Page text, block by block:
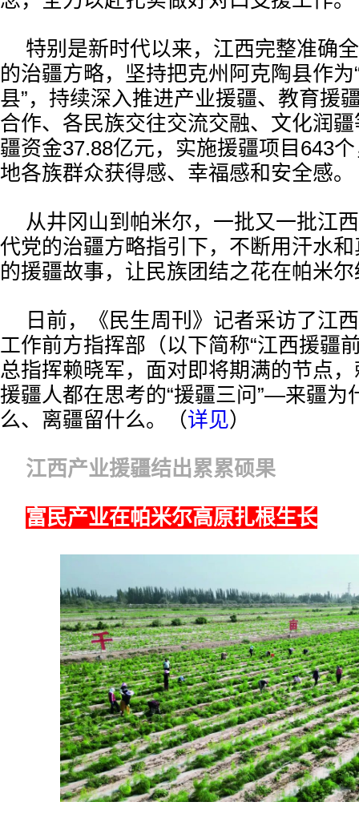
特别是新时代以来，江西完整准确
的治疆方略，坚持把克州阿克陶县作为
县”，持续深入推进产业援疆、教育援
合作、各民族交往交流交融、文化润
疆资金37.88亿元，实施援疆项目643
地各族群众获得感、幸福感和安全感。
从井冈山到帕米尔，一批又一批江
代党的治疆方略指引下，不断用汗水
的援疆故事，让民族团结之花在帕米
日前，《民生周刊》记者采访了江
工作前方指挥部（以下简称“江西援疆
总指挥赖晓军，面对即将期满的节点
援疆人都在思考的“援疆三问”—来疆为
么、离疆留什么。（详见）
江西产业援疆结出累累硕果
富民产业在帕米尔高原扎根生长